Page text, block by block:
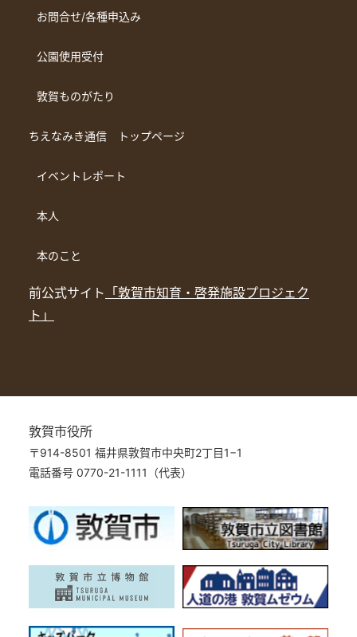
お問合せ/各種申込み
公園使用受付
敦賀ものがたり
ちえなみき通信 トップページ
イベントレポート
本人
本のこと
前公式サイト 「敦賀市知育・啓発施設プロジェク
ト」
敦賀市役所
〒914-8501 福井県敦賀市中央町2丁目1−1
電話番号 0770-21-1111（代表）